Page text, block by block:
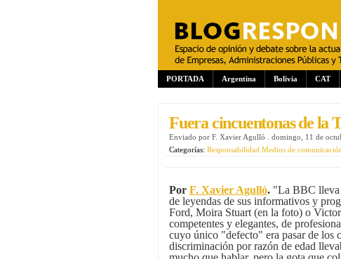
PORTADA Argentina Bolivia CAT
Fuera cincuentonas de la
Enviado por F. Xavier Agulló
domingo, 11 de
Categorías: Responsabilidad Medios de
Por F. Xavier Agulló. "La BBC lleva
de leyendas de sus informativos y
Ford, Moira Stuart (en la foto) o
competentes y elegantes, de
cuyo único "defecto" era pasar de los
discriminación por razón de edad